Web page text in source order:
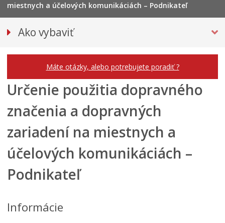
miestnych a účelových komunikáciách – Podnikateľ
Ako vybaviť
Máte otázky, alebo potrebujete poradiť ?
Určenie použitia dopravného
značenia a dopravných
zariadení na miestnych a
účelových komunikáciách –
Podnikateľ
Informácie